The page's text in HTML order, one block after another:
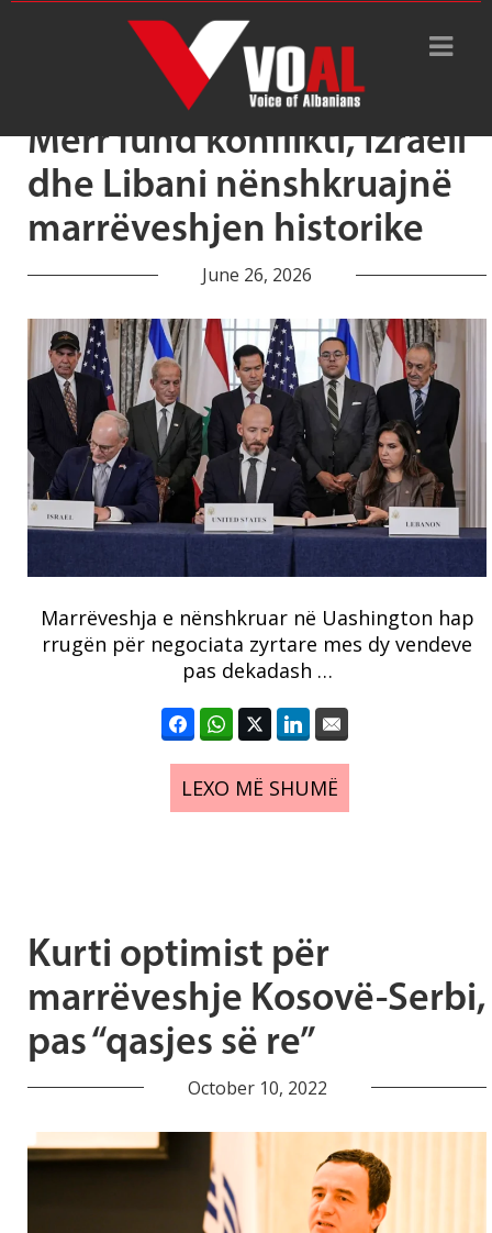
Tag Archive: marrëveshje
Merr fund konflikti, Izraeli
dhe Libani nënshkruajnë
marrëveshjen historike
June 26, 2026
Marrëveshja e nënshkruar në Uashington hap
rrugën për negociata zyrtare mes dy vendeve
pas dekadash …
LEXO MË SHUMË
Kurti optimist për
marrëveshje Kosovë-Serbi,
pas “qasjes së re”
October 10, 2022